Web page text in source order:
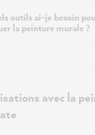
outils ai-je besoin
la peinture murale ?
avec la